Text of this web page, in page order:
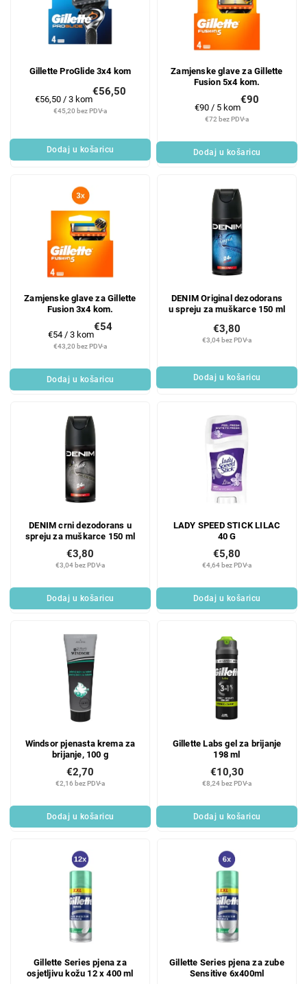
Gillette ProGlide 3x4 kom
€45,20 bez PDV-a
€56,50
Mjerenje
cijene:
€56,50 / 3 kom
Dodaj u košaricu
Zamjenske glave za Gillette
Fusion 5x4 kom.
€72 bez PDV-a
€90
Mjerenje
cijene:
€90 / 5 kom
Dodaj u košaricu
Zamjenske glave za Gillette
Fusion 3x4 kom.
€43,20 bez PDV-a
€54
Mjerenje
cijene:
€54 / 3 kom
Dodaj u košaricu
DENIM Original dezodorans
u spreju za muškarce 150 ml
€3,04 bez PDV-a
€3,80
Dodaj u košaricu
DENIM crni dezodorans u
spreju za muškarce 150 ml
€3,04 bez PDV-a
€3,80
Dodaj u košaricu
LADY SPEED STICK LILAC
40 G
€4,64 bez PDV-a
€5,80
Dodaj u košaricu
Windsor pjenasta krema za
brijanje, 100 g
€2,16 bez PDV-a
€2,70
Dodaj u košaricu
Gillette Labs gel za brijanje
198 ml
€8,24 bez PDV-a
€10,30
Dodaj u košaricu
Gillette Series pjena za
osjetljivu kožu 12 x 400 ml
Gillette Series pjena za zube
Sensitive 6x400ml